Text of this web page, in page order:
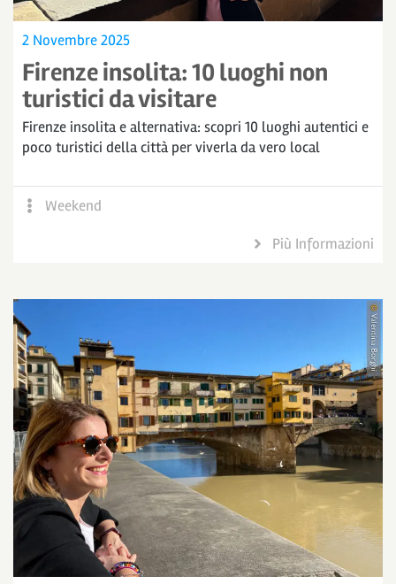
2 Novembre 2025
Firenze insolita: 10 luoghi non
turistici da visitare
Firenze insolita e alternativa: scopri 10 luoghi autentici e
poco turistici della città per viverla da vero local
Weekend
Più Informazioni